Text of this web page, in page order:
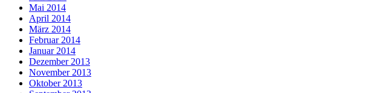
Mai 2014
April 2014
März 2014
Februar 2014
Januar 2014
Dezember 2013
November 2013
Oktober 2013